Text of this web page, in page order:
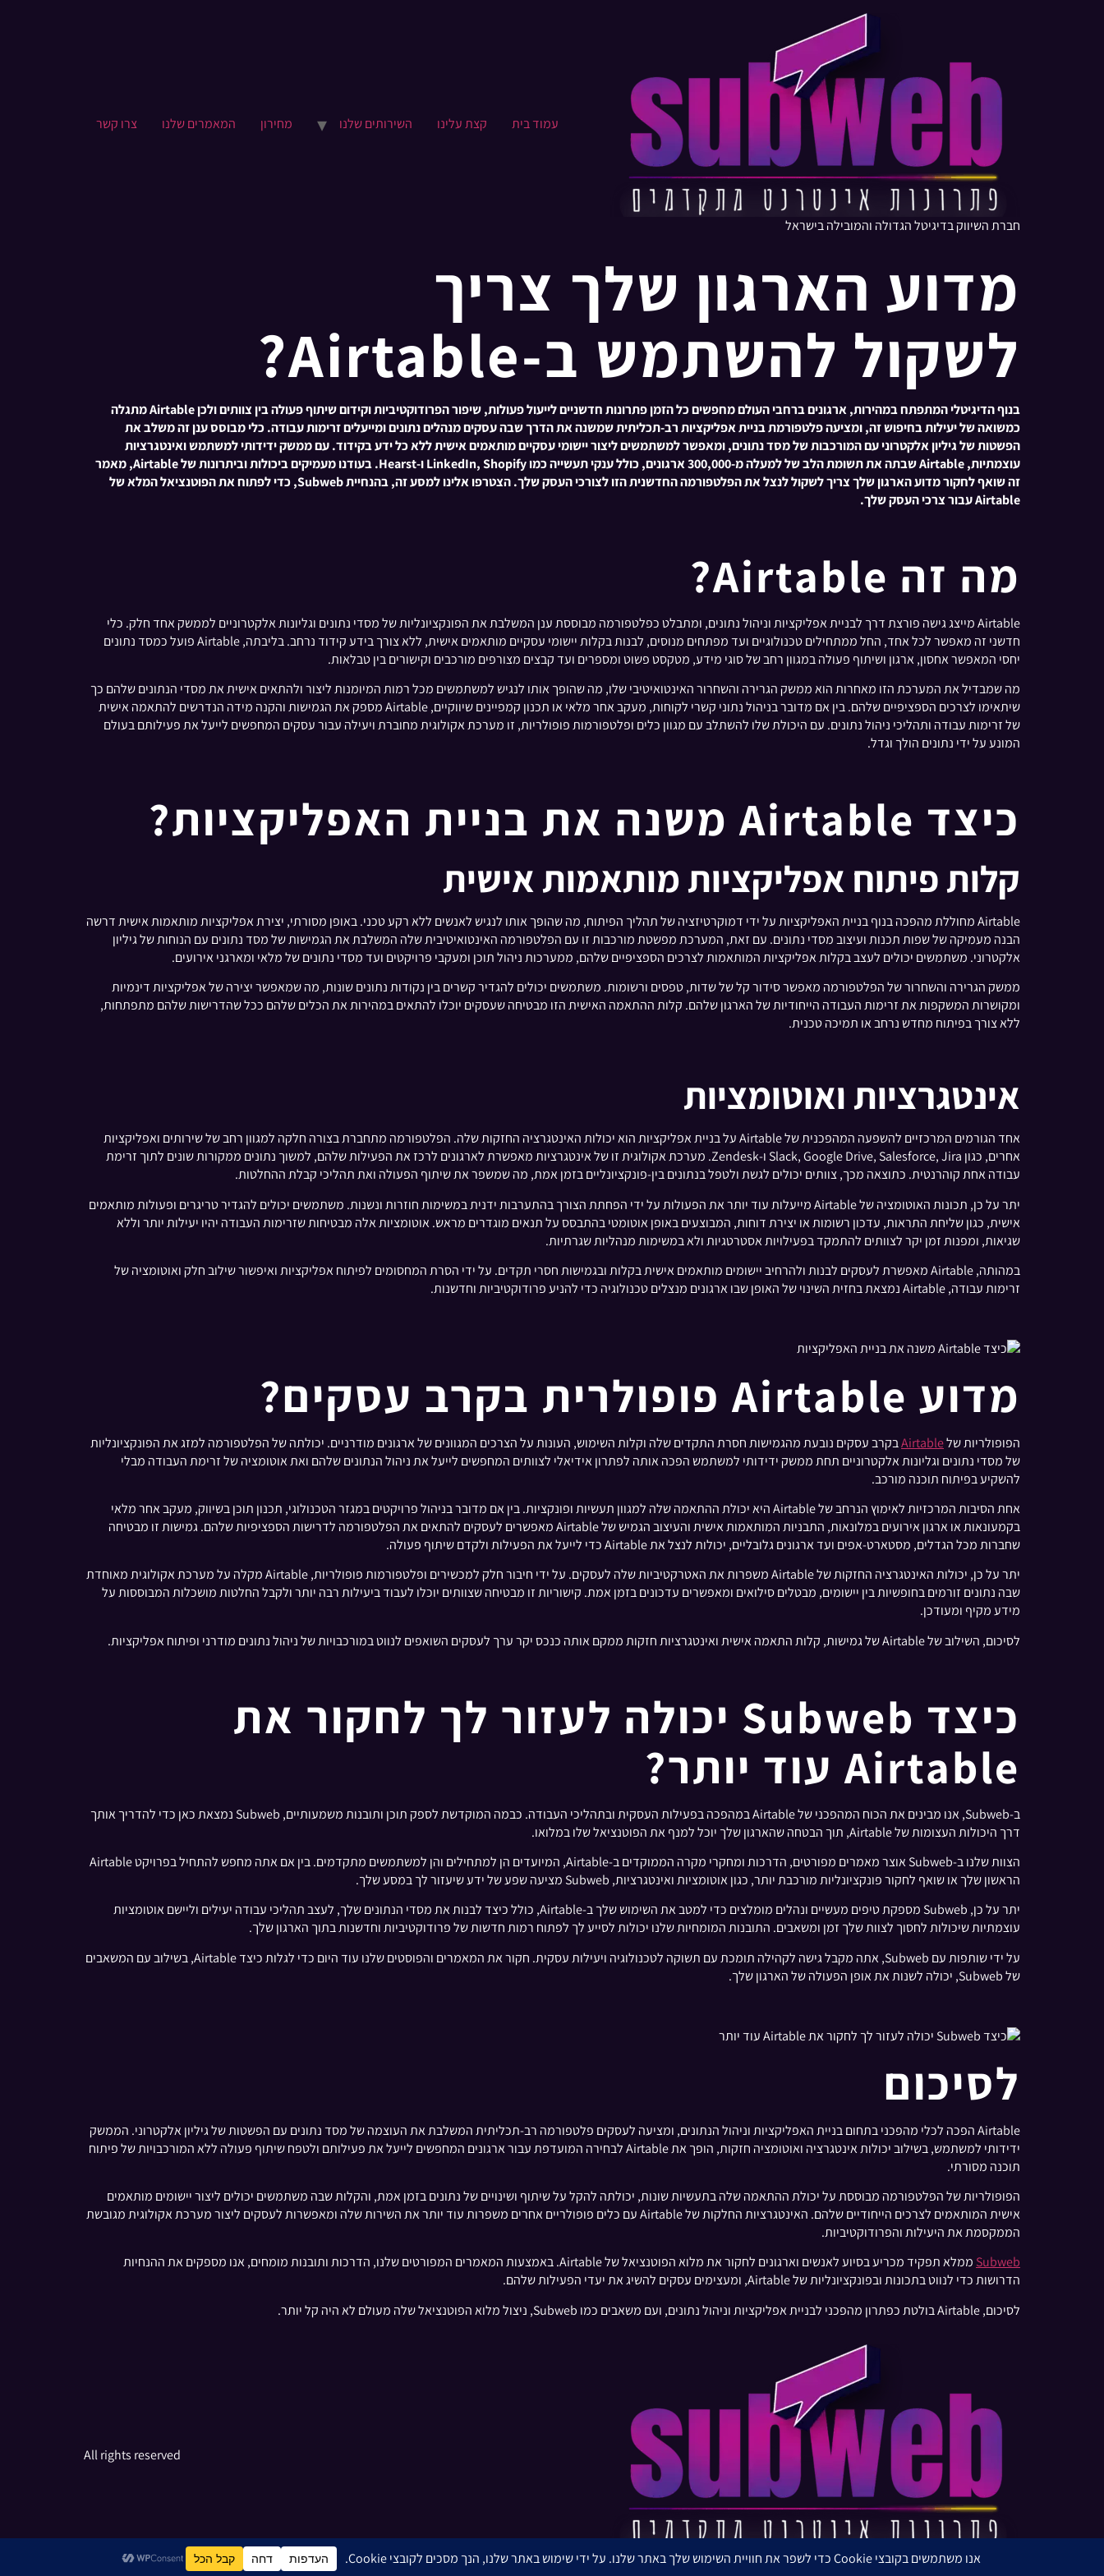
חברת השיווק בדיגיטל הגדולה והמובילה בישראל
עמוד בית קצת עלינו​ השירותים שלנו מחירון המאמרים שלנו צרו קשר
מדוע הארגון שלך צריך
לשקול להשתמש ב-Airtable?
בנוף הדיגיטלי המתפתח במהירות, ארגונים ברחבי העולם מחפשים כל הזמן פתרונות חדשניים לייעול פעולות, שיפור הפרודוקטיביות וקידום שיתוף פעולה בין צוותים ולכן Airtable מתגלה
כמשואה של יעילות בחיפוש זה, ומציעה פלטפורמת בניית אפליקציות רב-תכליתית שמשנה את הדרך שבה עסקים מנהלים נתונים ומייעלים זרימות עבודה. כלי מבוסס ענן זה משלב את
הפשטות של גיליון אלקטרוני עם המורכבות של מסד נתונים, ומאפשר למשתמשים ליצור יישומי עסקיים מותאמים אישית ללא כל ידע בקידוד. עם ממשק ידידותי למשתמש ואינטגרציות
עוצמתיות, Airtable שבתה את תשומת הלב של למעלה מ-300,000 ארגונים, כולל ענקי תעשייה כמו LinkedIn, Shopify ו-Hearst. בעודנו מעמיקים ביכולות וביתרונות של Airtable, מאמר
זה שואף לחקור מדוע הארגון שלך צריך לשקול לנצל את הפלטפורמה החדשנית הזו לצורכי העסק שלך. הצטרפו אלינו למסע זה, בהנחיית Subweb, כדי לפתוח את הפוטנציאל המלא של
Airtable עבור צרכי העסק שלך.
מה זה Airtable?
Airtable מייצג גישה פורצת דרך לבניית אפליקציות וניהול נתונים, ומתבלט כפלטפורמה מבוססת ענן המשלבת את הפונקציונליות של מסדי נתונים וגליונות אלקטרוניים לממשק אחד חלק. כלי
חדשני זה מאפשר לכל אחד, החל ממתחילים טכנולוגיים ועד מפתחים מנוסים, לבנות בקלות יישומי עסקיים מותאמים אישית, ללא צורך בידע קידוד נרחב. בליבתה, Airtable פועל כמסד נתונים
יחסי המאפשר אחסון, ארגון ושיתוף פעולה במגוון רחב של סוגי מידע, מטקסט פשוט ומספרים ועד קבצים מצורפים מורכבים וקישורים בין טבלאות.
מה שמבדיל את המערכת הזו מאחרות הוא ממשק הגרירה והשחרור האינטואיטיבי שלו, מה שהופך אותו לנגיש למשתמשים מכל רמות המיומנות ליצור ולהתאים אישית את מסדי הנתונים שלהם כך
שיתאימו לצרכים הספציפיים שלהם. בין אם מדובר בניהול נתוני קשרי לקוחות, מעקב אחר מלאי או תכנון קמפיינים שיווקיים, Airtable מספק את הגמישות והקנה מידה הנדרשים להתאמה אישית
של זרימות עבודה ותהליכי ניהול נתונים. עם היכולת שלו להשתלב עם מגוון כלים ופלטפורמות פופולריות, זו מערכת אקולוגית מחוברת ויעילה עבור עסקים המחפשים לייעל את פעילותם בעולם
המונע על ידי נתונים הולך וגדל.
כיצד Airtable משנה את בניית האפליקציות?
קלות פיתוח אפליקציות מותאמות אישית
Airtable מחוללת מהפכה בנוף בניית האפליקציות על ידי דמוקרטיזציה של תהליך הפיתוח, מה שהופך אותו לנגיש לאנשים ללא רקע טכני. באופן מסורתי, יצירת אפליקציות מותאמות אישית דרשה
הבנה מעמיקה של שפות תכנות ועיצוב מסדי נתונים. עם זאת, המערכת מפשטת מורכבות זו עם הפלטפורמה האינטואיטיבית שלה המשלבת את הגמישות של מסד נתונים עם הנוחות של גיליון
אלקטרוני. משתמשים יכולים לעצב בקלות אפליקציות המותאמות לצרכים הספציפיים שלהם, ממערכות ניהול תוכן ומעקבי פרויקטים ועד מסדי נתונים של מלאי ומארגני אירועים.
ממשק הגרירה והשחרור של הפלטפורמה מאפשר סידור קל של שדות, טפסים ורשומות. משתמשים יכולים להגדיר קשרים בין נקודות נתונים שונות, מה שמאפשר יצירה של אפליקציות דינמיות
ומקושרות המשקפות את זרימות העבודה הייחודיות של הארגון שלהם. קלות ההתאמה האישית הזו מבטיחה שעסקים יוכלו להתאים במהירות את הכלים שלהם ככל שהדרישות שלהם מתפתחות,
ללא צורך בפיתוח מחדש נרחב או תמיכה טכנית.
אינטגרציות ואוטומציות
אחד הגורמים המרכזיים להשפעה המהפכנית של Airtable על בניית אפליקציות הוא יכולות האינטגרציה החזקות שלה. הפלטפורמה מתחברת בצורה חלקה למגוון רחב של שירותים ואפליקציות
אחרים, כגון Slack, Google Drive, Salesforce, Jira ו-Zendesk. מערכת אקולוגית זו של אינטגרציות מאפשרת לארגונים לרכז את הפעילות שלהם, למשוך נתונים ממקורות שונים לתוך זרימת
עבודה אחת קוהרנטית. כתוצאה מכך, צוותים יכולים לגשת ולטפל בנתונים בין-פונקציונליים בזמן אמת, מה שמשפר את שיתוף הפעולה ואת תהליכי קבלת ההחלטות.
יתר על כן, תכונות האוטומציה של Airtable מייעלות עוד יותר את הפעולות על ידי הפחתת הצורך בהתערבות ידנית במשימות חוזרות ונשנות. משתמשים יכולים להגדיר טריגרים ופעולות מותאמים
אישית, כגון שליחת התראות, עדכון רשומות או יצירת דוחות, המבוצעים באופן אוטומטי בהתבסס על תנאים מוגדרים מראש. אוטומציות אלה מבטיחות שזרימות העבודה יהיו יעילות יותר וללא
שגיאות, ומפנות זמן יקר לצוותים להתמקד בפעילויות אסטרטגיות ולא במשימות מנהליות שגרתיות.
במהותה, Airtable מאפשרת לעסקים לבנות ולהרחיב יישומים מותאמים אישית בקלות ובגמישות חסרי תקדים. על ידי הסרת המחסומים לפיתוח אפליקציות ואיפשור שילוב חלק ואוטומציה של
זרימות עבודה, Airtable נמצאת בחזית השינוי של האופן שבו ארגונים מנצלים טכנולוגיה כדי להניע פרודוקטיביות וחדשנות.
מדוע Airtable פופולרית בקרב עסקים?
הפופולריות שלAirtableבקרב עסקים נובעת מהגמישות חסרת התקדים שלה וקלות השימוש, העונות על הצרכים המגוונים של ארגונים מודרניים. יכולתה של הפלטפורמה למזג את הפונקציונליות
של מסדי נתונים וגליונות אלקטרוניים תחת ממשק ידידותי למשתמש הפכה אותה לפתרון אידיאלי לצוותים המחפשים לייעל את ניהול הנתונים שלהם ואת אוטומציה של זרימת העבודה מבלי
להשקיע בפיתוח תוכנה מורכב.
אחת הסיבות המרכזיות לאימוץ הנרחב של Airtable היא יכולת ההתאמה שלה למגוון תעשיות ופונקציות. בין אם מדובר בניהול פרויקטים במגזר הטכנולוגי, תכנון תוכן בשיווק, מעקב אחר מלאי
בקמעונאות או ארגון אירועים במלונאות, התבניות המותאמות אישית והעיצוב הגמיש של Airtable מאפשרים לעסקים להתאים את הפלטפורמה לדרישות הספציפיות שלהם. גמישות זו מבטיחה
שחברות מכל הגדלים, מסטארט-אפים ועד ארגונים גלובליים, יכולות לנצל את Airtable כדי לייעל את הפעילות ולקדם שיתוף פעולה.
יתר על כן, יכולות האינטגרציה החזקות של Airtable משפרות את האטרקטיביות שלה לעסקים. על ידי חיבור חלק למכשירים ופלטפורמות פופולריות, Airtable מקלה על מערכת אקולוגית מאוחדת
שבה נתונים זורמים בחופשיות בין יישומים, מבטלים סילואים ומאפשרים עדכונים בזמן אמת. קישוריות זו מבטיחה שצוותים יוכלו לעבוד ביעילות רבה יותר ולקבל החלטות מושכלות המבוססות על
מידע מקיף ומעודכן.
לסיכום, השילוב של Airtable של גמישות, קלות התאמה אישית ואינטגרציות חזקות ממקם אותה כנכס יקר ערך לעסקים השואפים לנווט במורכבויות של ניהול נתונים מודרני ופיתוח אפליקציות.
כיצד Subweb יכולה לעזור לך לחקור את
Airtable עוד יותר?
ב-Subweb, אנו מבינים את הכוח המהפכני של Airtable במהפכה בפעילות העסקית ובתהליכי העבודה. כבמה המוקדשת לספק תוכן ותובנות משמעותיים, Subweb נמצאת כאן כדי להדריך אותך
דרך היכולות העצומות של Airtable, תוך הבטחה שהארגון שלך יוכל למנף את הפוטנציאל שלו במלואו.
הצוות שלנו ב-Subweb אוצר מאמרים מפורטים, הדרכות ומחקרי מקרה הממוקדים ב-Airtable, המיועדים הן למתחילים והן למשתמשים מתקדמים. בין אם אתה מחפש להתחיל בפרויקט Airtable
הראשון שלך או שואף לחקור פונקציונליות מורכבת יותר, כגון אוטומציות ואינטגרציות, Subweb מציעה שפע של ידע שיעזור לך במסע שלך.
יתר על כן, Subweb מספקת טיפים מעשיים ונהלים מומלצים כדי למטב את השימוש שלך ב-Airtable, כולל כיצד לבנות את מסדי הנתונים שלך, לעצב תהליכי עבודה יעילים וליישם אוטומציות
עוצמתיות שיכולות לחסוך לצוות שלך זמן ומשאבים. התובנות המומחיות שלנו יכולות לסייע לך לפתוח רמות חדשות של פרודוקטיביות וחדשנות בתוך הארגון שלך.
על ידי שותפות עם Subweb, אתה מקבל גישה לקהילה תומכת עם תשוקה לטכנולוגיה ויעילות עסקית. חקור את המאמרים והפוסטים שלנו עוד היום כדי לגלות כיצד Airtable, בשילוב עם המשאבים
של Subweb, יכולה לשנות את אופן הפעולה של הארגון שלך.
לסיכום
Airtable הפכה לכלי מהפכני בתחום בניית האפליקציות וניהול הנתונים, ומציעה לעסקים פלטפורמה רב-תכליתית המשלבת את העוצמה של מסד נתונים עם הפשטות של גיליון אלקטרוני. הממשק
ידידותי למשתמש, בשילוב יכולות אינטגרציה ואוטומציה חזקות, הופך את Airtable לבחירה המועדפת עבור ארגונים המחפשים לייעל את פעילותם ולטפח שיתוף פעולה ללא המורכבויות של פיתוח
תוכנה מסורתי.
הפופולריות של הפלטפורמה מבוססת על יכולת ההתאמה שלה בתעשיות שונות, יכולתה להקל על שיתוף ושינויים של נתונים בזמן אמת, והקלות שבה משתמשים יכולים ליצור יישומים מותאמים
אישית המותאמים לצרכים הייחודיים שלהם. האינטגרציות החלקות של Airtable עם כלים פופולריים אחרים משפרות עוד יותר את השירות שלה ומאפשרות לעסקים ליצור מערכת אקולוגית מגובשת
הממקסמת את היעילות והפרודוקטיביות.
Subweb
ממלא תפקיד מכריע בסיוע לאנשים וארגונים לחקור את מלוא הפוטנציאל של Airtable. באמצעות המאמרים המפורטים שלנו, הדרכות ותובנות מומחים, אנו מספקים את ההנחיות
הדרושות כדי לנווט בתכונות ובפונקציונליות של Airtable, ומעצימים עסקים להשיג את יעדי הפעילות שלהם.
לסיכום, Airtable בולטת כפתרון מהפכני לבניית אפליקציות וניהול נתונים, ועם משאבים כמו Subweb, ניצול מלוא הפוטנציאל שלה מעולם לא היה קל יותר.
חברת השיווק בדיגיטל הגדולה והמובילה בישראל
All rights reserved